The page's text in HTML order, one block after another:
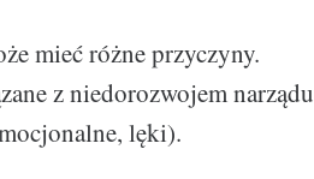
mieć różne przyczyny.
z niedorozwojem narządu
lęki).